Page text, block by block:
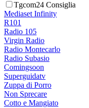
Tgcom24 Consiglia
Mediaset Infinity
R101
Radio 105
Virgin Radio
Radio Montecarlo
Radio Subasio
Comingsoon
Superguidatv
Zuppa di Porro
Non Sprecare
Cotto e Mangiato